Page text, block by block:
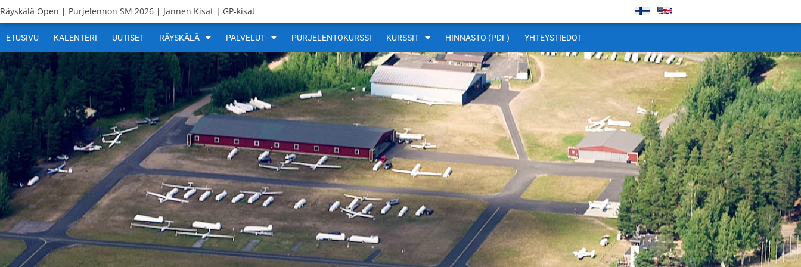
Räyskälä Open | Purjelennon SM 2026 | Jannen Kisat | GP-kisat
ETUSIVU KALENTERI UUTISET RÄYSKÄLÄ PALVELUT PURJELENTOKURSSI KURSSIT HINNASTO (PDF) YHTEYSTIEDOT